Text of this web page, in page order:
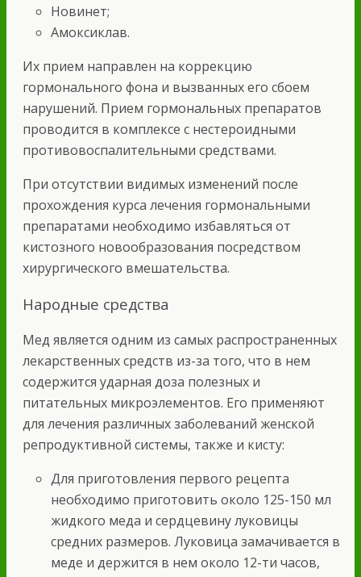
Новинет;
Амоксиклав.
Их прием направлен на коррекцию
гормонального фона и вызванных его сбоем
нарушений. Прием гормональных препаратов
проводится в комплексе с нестероидными
противовоспалительными средствами.
При отсутствии видимых изменений после
прохождения курса лечения гормональными
препаратами необходимо избавляться от
кистозного новообразования посредством
хирургического вмешательства.
Народные средства
Мед является одним из самых распространенных
лекарственных средств из-за того, что в нем
содержится ударная доза полезных и
питательных микроэлементов. Его применяют
для лечения различных заболеваний женской
репродуктивной системы, также и кисту:
Для приготовления первого рецепта
необходимо приготовить около 125-150 мл
жидкого меда и сердцевину луковицы
средних размеров. Луковица замачивается в
меде и держится в нем около 12-ти часов,